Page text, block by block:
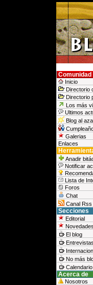
Comunidad
Inicio
Directorio
Directorio
Los más
Ultimos
Blog al
Galerias
Enlaces
Anadir
Notificar
Lista de
Foros
Chat
Canal Rss
Secciones
Editorial
Novedades
El blog
Entrevistas
No más
Acerca de
Nosotros